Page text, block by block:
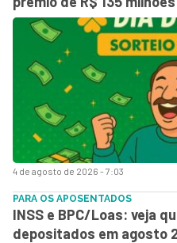
4 de agosto de 2026 - 7:03
PARA OS APOSENTADOS
INSS e BPC/Loas: veja
depositados em agosto